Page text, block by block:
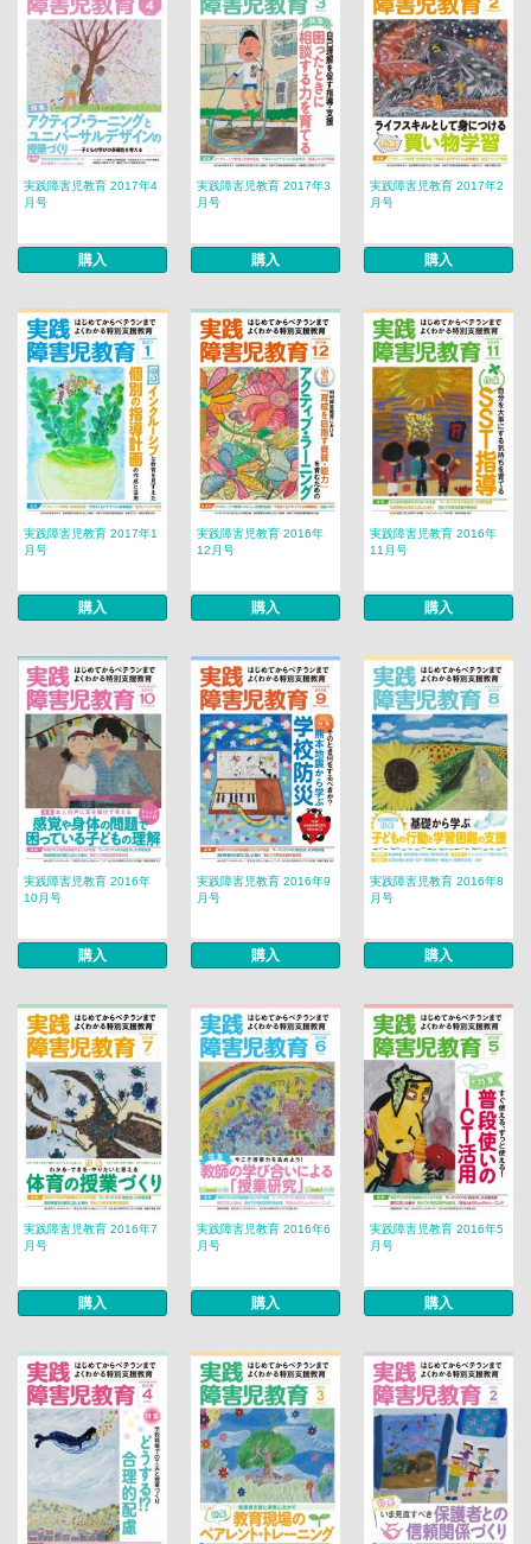
実践障害児教育 2017年4
月号
購入
実践障害児教育 2017年3
月号
購入
実践障害児教育 2017年2
月号
購入
実践障害児教育 2017年1
月号
購入
実践障害児教育 2016年
12月号
購入
実践障害児教育 2016年
11月号
購入
実践障害児教育 2016年
10月号
購入
実践障害児教育 2016年9
月号
購入
実践障害児教育 2016年8
月号
購入
実践障害児教育 2016年7
月号
購入
実践障害児教育 2016年6
月号
購入
実践障害児教育 2016年5
月号
購入